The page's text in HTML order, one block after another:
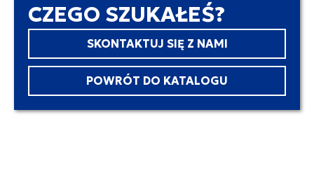
CZEGO SZUKAŁEŚ?
SKONTAKTUJ SIĘ Z NAMI
POWRÓT DO KATALOGU